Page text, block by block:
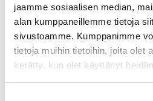
jaamme sosiaalisen median,
alan kumppaneillemme tietoja
sivustoamme. Kumppanimme
tietoja muihin tietoihin, joita olet
kerätty, kun olet käyttänyt
Nopeimmin korkojen lasku
kotitalouksien kulutuskysynnän
vaihtuvakorkoisten lainojen
Vientikysynnän ja investointien